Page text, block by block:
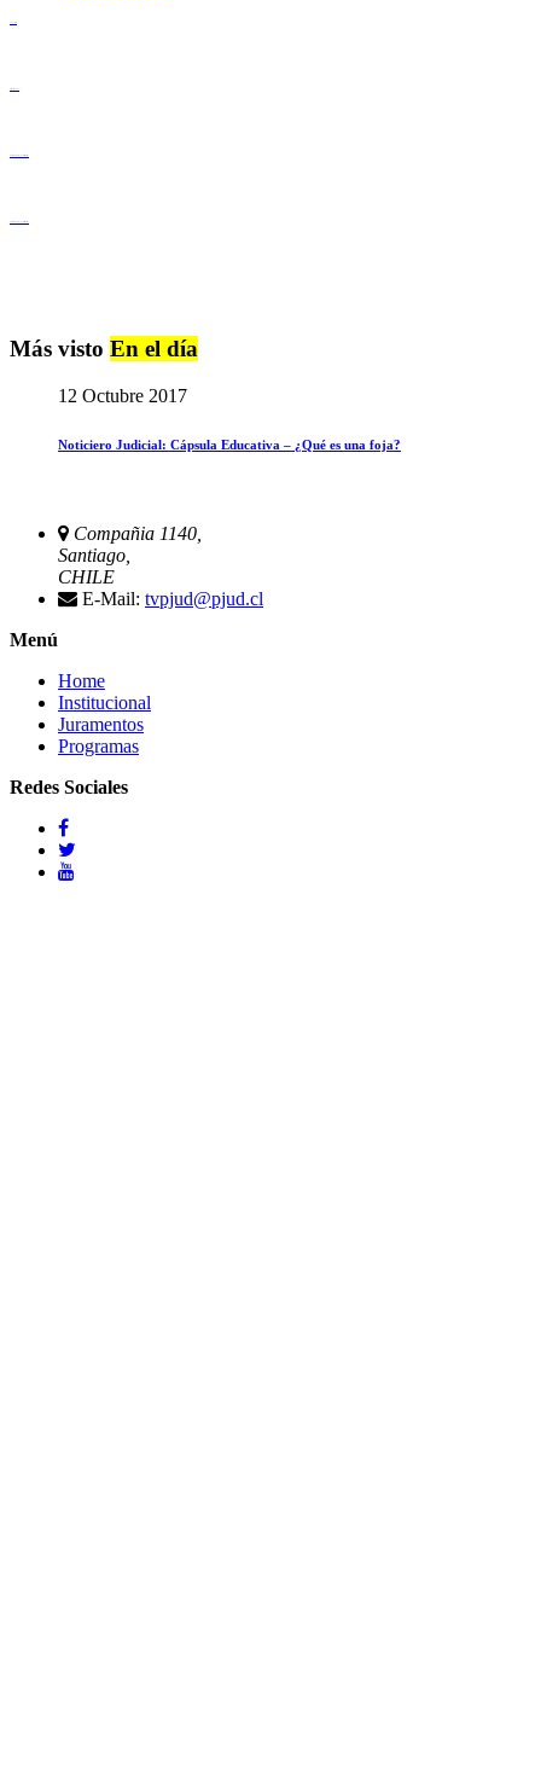
Más visto En el día
12 Octubre 2017
Noticiero Judicial: Cápsula Educativa – ¿Qué es una foja?
Compañia 1140,
Santiago,
CHILE
E-Mail: tvpjud@pjud.cl
Menú
Home
Institucional
Juramentos
Programas
Redes Sociales